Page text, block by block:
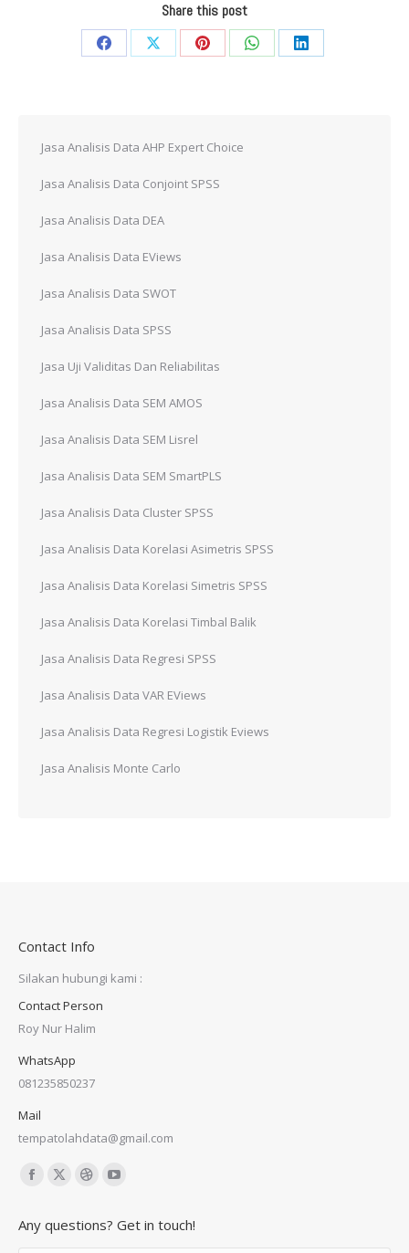
Share this post
Share
Share
Share
Share
Share
Jasa Analisis Data AHP Expert Choice
Jasa Analisis Data Conjoint SPSS
Jasa Analisis Data DEA
Jasa Analisis Data EViews
Jasa Analisis Data SWOT
Jasa Analisis Data SPSS
Jasa Uji Validitas Dan Reliabilitas
Jasa Analisis Data SEM AMOS
Jasa Analisis Data SEM Lisrel
Jasa Analisis Data SEM SmartPLS
Jasa Analisis Data Cluster SPSS
Jasa Analisis Data Korelasi Asimetris SPSS
Jasa Analisis Data Korelasi Simetris SPSS
Jasa Analisis Data Korelasi Timbal Balik
Jasa Analisis Data Regresi SPSS
Jasa Analisis Data VAR EViews
Jasa Analisis Data Regresi Logistik Eviews
Jasa Analisis Monte Carlo
Contact Info
Silakan hubungi kami :
Contact Person
Roy Nur Halim
WhatsApp
081235850237
Mail
tempatolahdata@gmail.com
Find us on:
Facebook
opens
X
opens
Dribbble
opensopens
Any questions? Get in touch!